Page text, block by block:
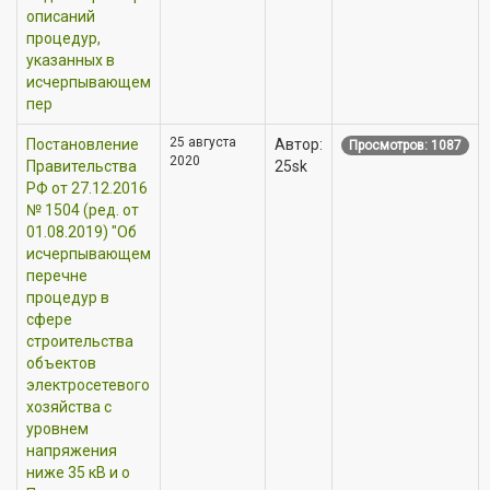
описаний
процедур,
указанных в
исчерпывающем
пер
Постановление
Правительства
РФ от 27.12.2016
№ 1504 (ред. от
01.08.2019) "Об
исчерпывающем
перечне
процедур в
сфере
строительства
объектов
электросетевого
хозяйства с
уровнем
напряжения
ниже 35 кВ и о
25 августа
2020
Автор:
25sk
Просмотров: 1087